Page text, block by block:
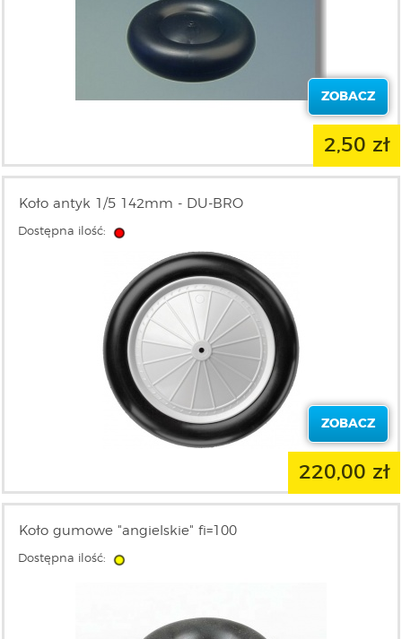
ZOBACZ
2,50 zł
Koło antyk 1/5 142mm - DU-BRO
Dostępna ilość:
ZOBACZ
220,00 zł
Koło gumowe "angielskie" fi=100
Dostępna ilość: